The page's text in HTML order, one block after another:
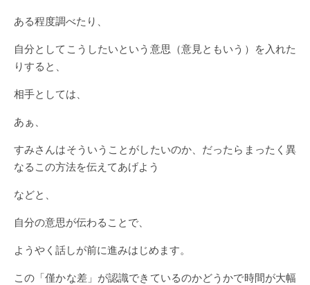
ある程度調べたり、
自分としてこうしたいという意思（意見ともいう）を入れた
りすると、
相手としては、
あぁ、
すみさんはそういうことがしたいのか、だったらまったく異
なるこの方法を伝えてあげよう
などと、
自分の意思が伝わることで、
ようやく話しが前に進みはじめます。
この「僅かな差」が認識できているのかどうかで時間が大幅